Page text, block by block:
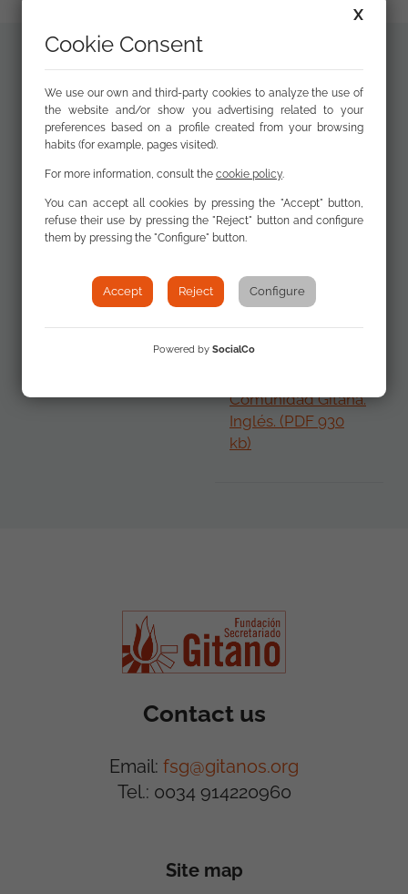
Additional
documents
Guía práctica
para las ONG para
prevenir la
contra la
Comunidad Gitana
(PDF 925 kb)
Guía práctica
para las ONG para
prevenir la
discriminación
Comunidad Gitana.
Inglés. (PDF 930
kb)
Contact us
Email: fsg@gitanos.org
Tel.: 0034 914220960
Site map
X
Cookie Consent
We use our own and third-party cookies to analyze the use of
the website and/or show you advertising related to your
preferences based on a profile created from your browsing
habits (for example, pages visited).
For more information, consult the cookie policy.
You can accept all cookies by pressing the "Accept" button,
refuse their use by pressing the "Reject" button and configure
them by pressing the "Configure" button.
Accept Reject Configure
Powered by SocialCo